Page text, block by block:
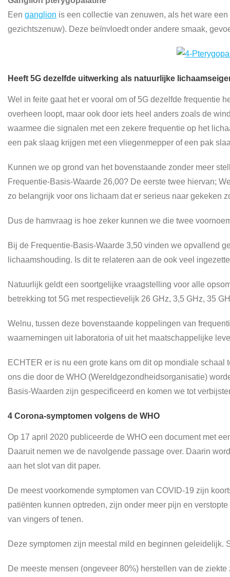
Een ganglion is een collectie van zenuwen, als het ware
gezichtszenuw). Deze beïnvloedt onder andere smaak,
Heeft 5G dezelfde uitwerking als natuurlijke
Wel in feite gaat het er vooral om of 5G dezelfde frequentie
overheen loopt, maar ook door iets heel anders zoals de
waarmee die signalen met een zekere frequentie op het
een pak slaag krijgen met een vliegenmepper of een pak
Kunnen we op grond van het bovenstaande zonder meer
Frequentie-Basis-Waarde 26,00? De eerste twee hiervan;
zo belangrijk voor ons lichaam dat er serieus naar gekeken
Dus de hamvraag is hoe zeker kunnen we die twee
Bij de Frequentie-Basis-Waarde 3,50 vinden we opvallend
lichaamshouding. Is dit te relateren aan de ook veel
Natuurlijk geldt een soortgelijke vraagstelling voor alle
betrekking tot 5G met respectievelijk 26 GHz, 3,5 GHz, 35
Welnu, tussen deze bovenstaande koppelingen van
waarnemingen uit laboratoria of uit het maatschappelijke
ECHTER er is nu een grote kans om dit op mondiale
ons die door de WHO (Wereldgezondheidsorganisatie)
Basis-Waarden zijn gespecificeerd en komen we tot
4 Corona-symptomen volgens de WHO
Op 17 april 2020 publiceerde de WHO een document met
Daaruit nemen we de navolgende passage over. Daarin
aan het slot van dit paper.
De meest voorkomende symptomen van COVID-19 zijn
patiënten kunnen optreden, zijn onder meer pijn en
van vingers of tenen.
Deze symptomen zijn meestal mild en beginnen geleidelijk.
De meeste mensen (ongeveer 80%) herstellen van de